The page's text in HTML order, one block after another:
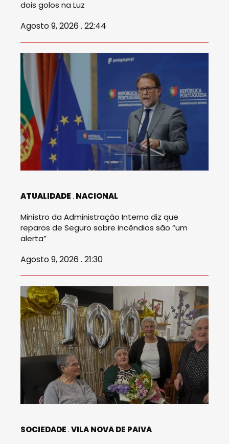
dois golos na Luz
Agosto 9, 2026 . 22:44
ATUALIDADE NACIONAL
Ministro da Administração Interna diz que
reparos de Seguro sobre incêndios são “um
alerta”
Agosto 9, 2026 . 21:30
SOCIEDADE VILA NOVA DE PAIVA